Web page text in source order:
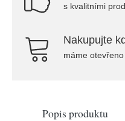
s kvalitními
Nakupujte
máme
Popis produktu